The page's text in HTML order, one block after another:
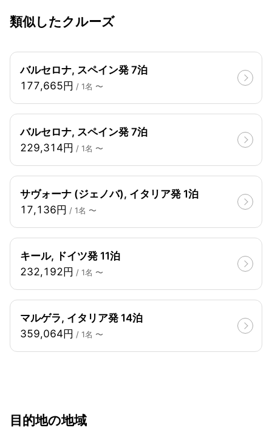
類似したクルーズ
バルセロナ, スペイン発 7泊
177,665円 / 1名 〜
バルセロナ, スペイン発 7泊
229,314円 / 1名 〜
サヴォーナ (ジェノバ), イタリア発 1泊
17,136円 / 1名 〜
キール, ドイツ発 11泊
232,192円 / 1名 〜
マルゲラ, イタリア発 14泊
359,064円 / 1名 〜
目的地の地域